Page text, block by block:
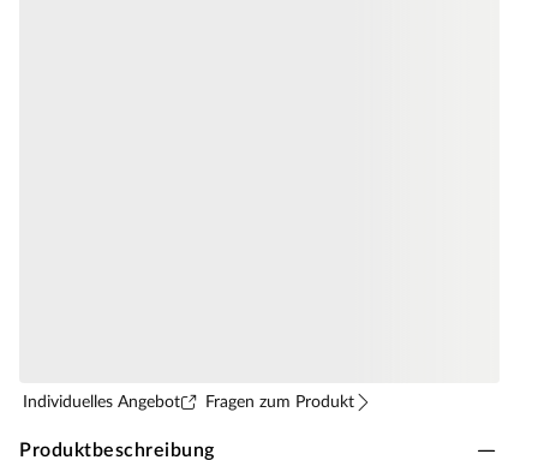
Individuelles Angebot Fragen zum Produkt
Produktbeschreibung